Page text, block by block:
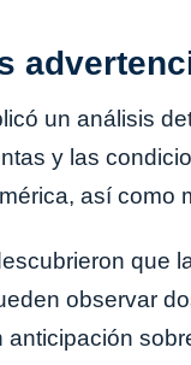
un análisis
y las
así como
que
observar
anticipación